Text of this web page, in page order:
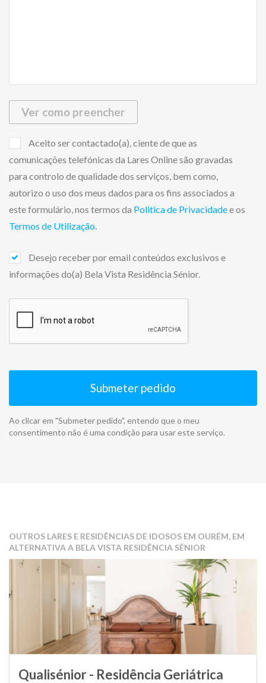
Ver como preencher
Aceito ser contactado(a), ciente de que as
comunicações telefónicas da Lares Online são gravadas
para controlo de qualidade dos serviços, bem como,
autorizo o uso dos meus dados para os fins associados a
este formulário, nos termos da Politica de Privacidadee os
Termos de Utilização.
Desejo receber por email conteúdos exclusivos e
informações do(a) Bela Vista Residência Sénior.
Submeter pedido
Ao clicar em "Submeter pedido", entendo que o meu
consentimento não é uma condição para usar este serviço.
OUTROS LARES E RESIDÊNCIAS DE IDOSOS EM OURÉM, EM
ALTERNATIVA A BELA VISTA RESIDÊNCIA SÉNIOR
Qualisénior - Residência Geriátrica